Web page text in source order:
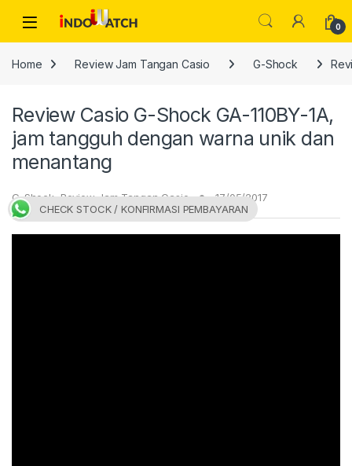
Open 0
Home Review Jam Tangan Casio G-Shock
Review Casio G-Shock GA-110BY-1A,
jam tangguh dengan warna unik dan
menantang
G-Shock,Review Jam Tangan Casio 17/05/2017
CHECK STOCK / KONFIRMASI PEMBAYARAN